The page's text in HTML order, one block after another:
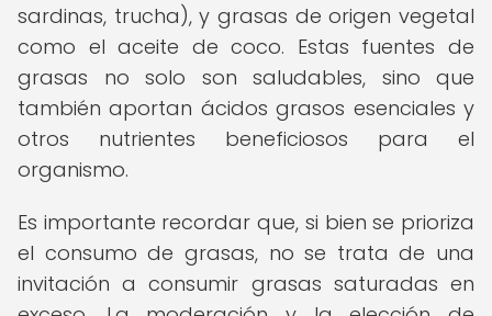
sardinas, trucha), y grasas de origen vegetal
como el aceite de coco. Estas fuentes de
grasas no solo son saludables, sino que
también aportan ácidos grasos esenciales y
otros nutrientes beneficiosos para el
organismo.
Es importante recordar que, si bien se prioriza
el consumo de grasas, no se trata de una
invitación a consumir grasas saturadas en